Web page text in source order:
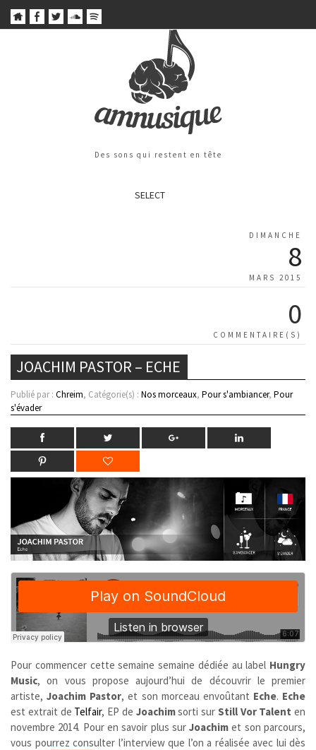
Des sons qui restent en tête
SELECT
DIMANCHE
8
MARS 2015
0
COMMENTAIRE(S)
JOACHIM PASTOR – ECHE
Publié par : Chreim, Catégorie(s) : Nos morceaux, Pour s'ambiancer, Pour
s'évader
Pour commencer cette semaine semaine dédiée au label Hungry
Music, on vous propose aujourd’hui de découvrir le premier
artiste,Joachim Pastor, et son morceau envoûtant Eche. Eche
est extrait de Telfair, EP de Joachimsorti sur Still Vor Talent en
novembre 2014. Pour en savoir plus surJoachim et son parcours,
vous pourrez consulter l’interview que l’on a réalisée avec lui dès